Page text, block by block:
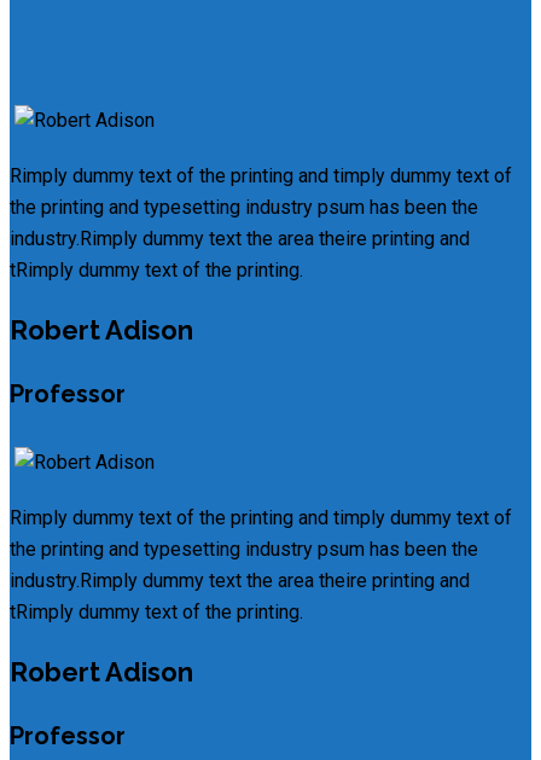
Rimply dummy text of the printing and timply dummy text of
the printing and typesetting industry psum has been the
industry.Rimply dummy text the area theire printing and
tRimply dummy text of the printing.
Robert Adison
Professor
Rimply dummy text of the printing and timply dummy text of
the printing and typesetting industry psum has been the
industry.Rimply dummy text the area theire printing and
tRimply dummy text of the printing.
Robert Adison
Professor